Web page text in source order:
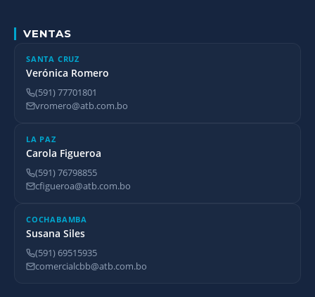
VENTAS
SANTA CRUZ
Verónica Romero
(591) 77701801
vromero@atb.com.bo
LA PAZ
Carola Figueroa
(591) 76798855
cfigueroa@atb.com.bo
COCHABAMBA
Susana Siles
(591) 69515935
comercialcbb@atb.com.bo